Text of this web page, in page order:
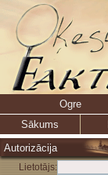
Ogre
Sākums
Autorizācija
Lietotājs: